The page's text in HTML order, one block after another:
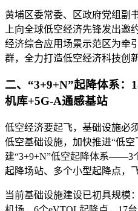
黄埔区委常委、区政府党组副
上向全球低空经济先锋发出邀
经济综合应用场景示范区为牵
群，全力打造低空经济科技创
二、“3+9+N”起降体系：
机库+5G-A通感基站
低空经济要起飞，基础设施必
低空基础设施，加快推进“低
建“3+9+N”低空起降体系——3
起降场站、多个小型起降点，
当前基础设施建设已初具规模